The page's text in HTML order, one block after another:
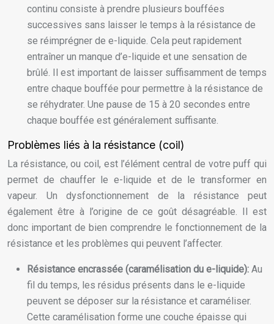
continu consiste à prendre plusieurs bouffées
successives sans laisser le temps à la résistance de
se réimprégner de e-liquide. Cela peut rapidement
entraîner un manque d’e-liquide et une sensation de
brûlé. Il est important de laisser suffisamment de temps
entre chaque bouffée pour permettre à la résistance de
se réhydrater. Une pause de 15 à 20 secondes entre
chaque bouffée est généralement suffisante.
Problèmes liés à la résistance (coil)
La résistance, ou coil, est l’élément central de votre puff qui
permet de chauffer le e-liquide et de le transformer en
vapeur. Un dysfonctionnement de la résistance peut
également être à l’origine de ce goût désagréable. Il est
donc important de bien comprendre le fonctionnement de la
résistance et les problèmes qui peuvent l’affecter.
Résistance encrassée (caramélisation du e-liquide): Au
fil du temps, les résidus présents dans le e-liquide
peuvent se déposer sur la résistance et caraméliser.
Cette caramélisation forme une couche épaisse qui